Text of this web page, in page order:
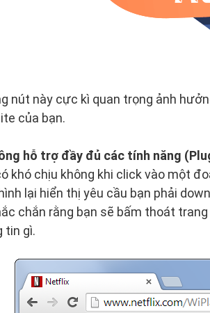
nút này cực kì quan trọng ảnh
của bạn.
hỗ trợ đầy đủ các tính năng
khó chịu không khi click vào một
lại hiển thị yêu cầu bạn phải
chắn rằng bạn sẽ bấm thoát
tin gì.